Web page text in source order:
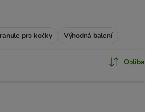
pro kočky Výhodná balení
Obliba